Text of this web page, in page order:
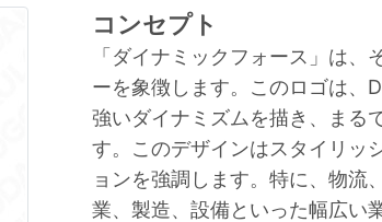
コンセプト
「ダイナミックフォース」は
ーを象徴します。このロゴは、
強いダイナミズムを描き、まる
す。このデザインはスタイリッ
ョンを強調します。特に、物流
業、製造、設備といった幅広い